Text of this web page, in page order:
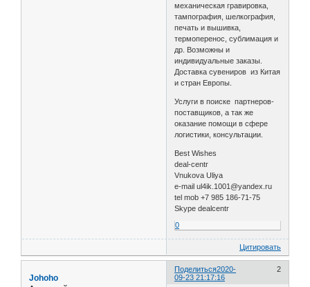
механическая гравировка,
тампография, шелкография,
печать и вышивка,
термоперенос, сублимация и
др. Возможны и
индивидуальные заказы.
Доставка сувениров из Китая
и стран Европы.
Услуги в поиске партнеров-
поставщиков, а так же
оказание помощи в сфере
логистики, консультации.
Best Wishes
deal-centr
Vnukova Uliya
e-mail ul4ik.1001@yandex.ru
tel mob +7 985 186-71-75
Skype dealcentr
0
Цитировать
Поделиться 2
2020-
09-23 21:17:16
Johoho